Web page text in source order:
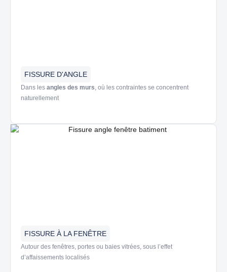
FISSURE D'ANGLE
Dans les angles des murs, où les contraintes se concentrent
naturellement
FISSURE À LA FENÊTRE
Autour des fenêtres, portes ou baies vitrées, sous l’effet
d’affaissements localisés